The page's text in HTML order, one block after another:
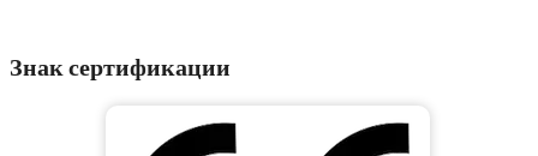
Знак сертификации